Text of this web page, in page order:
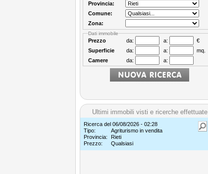
Provincia:
Comune:
Zona:
Dati immobile
Prezzo da: a:
€
Superficie
da: a:
mq.
Camere
da: a:
Ultimi immobili visti e ricerche effettuate
Ricerca del 06/08/2026 - 02:28
Tipo:
Agriturismo in vendita
Provincia:
Rieti
Prezzo:
Qualsiasi